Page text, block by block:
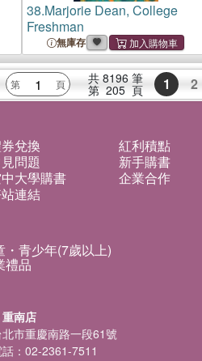
38.Marjorie Dean, College
Freshman
無庫存
共 8196 筆
第 205 頁 1 2
兌換
紅利積點
問題
新手購書
大學購書
企業合作
連結
・青少年(7歲以上)
禮品
重南店
北市重慶南路一段61號
話：02-2361-7511